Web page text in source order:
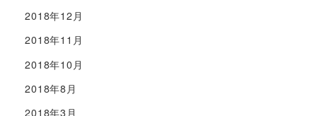
2018年12月
2018年11月
2018年10月
2018年8月
2018年3月